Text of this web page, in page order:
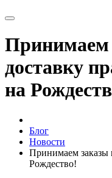
Принимаем
доставку
на
Блог
Новости
Принимаем заказы
Рождество!